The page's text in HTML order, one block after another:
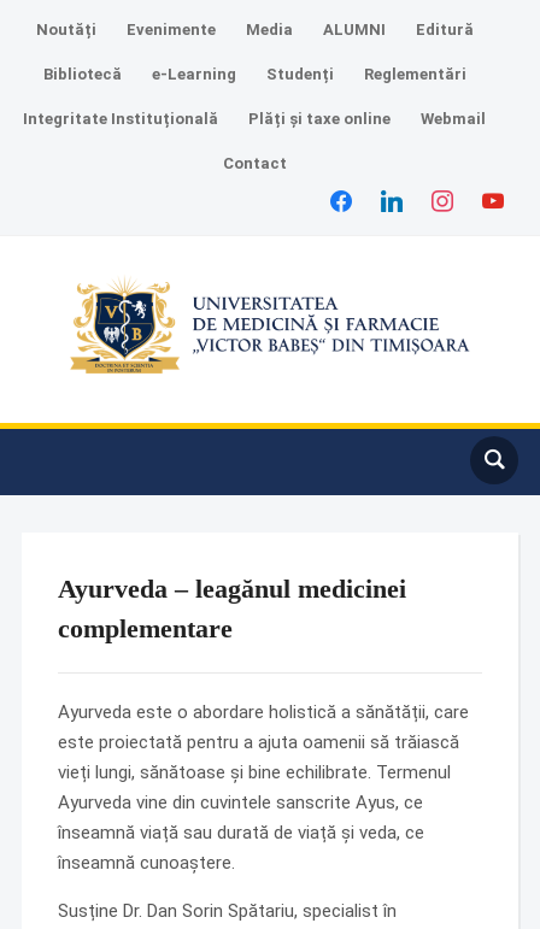
Noutăți Evenimente Media ALUMNI Editură
Bibliotecă e-Learning Studenți Reglementări
Integritate Instituțională Plăți și taxe online Webmail
Contact
facebooklinkedin instagramyoutube
Ayurveda – leagănul medicinei
complementare
Ayurveda este o abordare holistică a sănătății, care
este proiectată pentru a ajuta oamenii să trăiască
vieți lungi, sănătoase și bine echilibrate. Termenul
Ayurveda vine din cuvintele sanscrite Ayus, ce
înseamnă viață sau durată de viață și veda, ce
înseamnă cunoaștere.
Susține Dr. Dan Sorin Spătariu, specialist în